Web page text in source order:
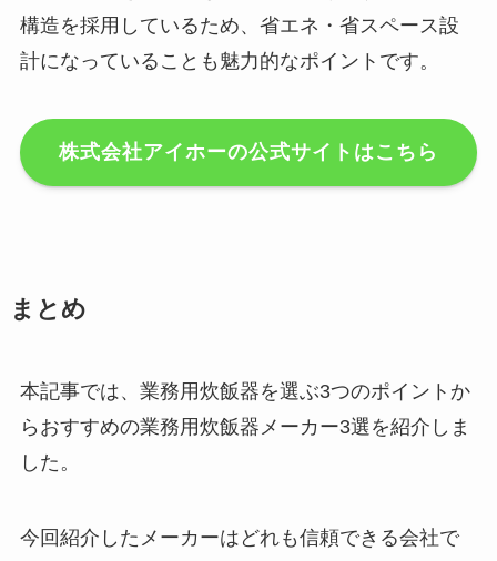
構造を採用しているため、省エネ・省スペース設
計になっていることも魅力的なポイントです。
株式会社アイホーの公式サイトはこちら
まとめ
本記事では、業務用炊飯器を選ぶ3つのポイントか
らおすすめの業務用炊飯器メーカー3選を紹介しま
した。
今回紹介したメーカーはどれも信頼できる会社で